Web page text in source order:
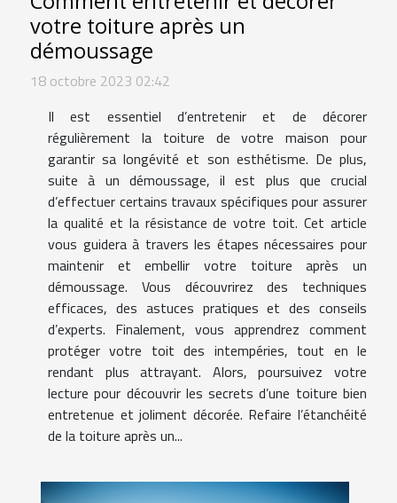
votre toiture après un
démoussage
18 octobre 2023 02:42
Il est essentiel d’entretenir et de décorer
régulièrement la toiture de votre maison pour
garantir sa longévité et son esthétisme. De plus,
suite à un démoussage, il est plus que crucial
d’effectuer certains travaux spécifiques pour assurer
la qualité et la résistance de votre toit. Cet article
vous guidera à travers les étapes nécessaires pour
maintenir et embellir votre toiture après un
démoussage. Vous découvrirez des techniques
efficaces, des astuces pratiques et des conseils
d’experts. Finalement, vous apprendrez comment
protéger votre toit des intempéries, tout en le
rendant plus attrayant. Alors, poursuivez votre
lecture pour découvrir les secrets d’une toiture bien
entretenue et joliment décorée. Refaire l’étanchéité
de la toiture après un...